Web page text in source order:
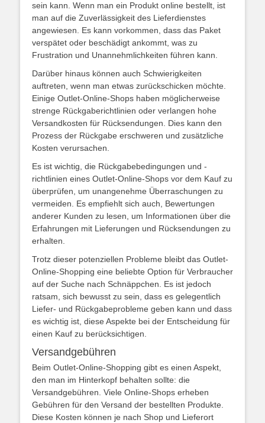
sein kann. Wenn man ein Produkt online bestellt, ist
man auf die Zuverlässigkeit des Lieferdienstes
angewiesen. Es kann vorkommen, dass das Paket
verspätet oder beschädigt ankommt, was zu
Frustration und Unannehmlichkeiten führen kann.
Darüber hinaus können auch Schwierigkeiten
auftreten, wenn man etwas zurückschicken möchte.
Einige Outlet-Online-Shops haben möglicherweise
strenge Rückgaberichtlinien oder verlangen hohe
Versandkosten für Rücksendungen. Dies kann den
Prozess der Rückgabe erschweren und zusätzliche
Kosten verursachen.
Es ist wichtig, die Rückgabebedingungen und -
richtlinien eines Outlet-Online-Shops vor dem Kauf zu
überprüfen, um unangenehme Überraschungen zu
vermeiden. Es empfiehlt sich auch, Bewertungen
anderer Kunden zu lesen, um Informationen über die
Erfahrungen mit Lieferungen und Rücksendungen zu
erhalten.
Trotz dieser potenziellen Probleme bleibt das Outlet-
Online-Shopping eine beliebte Option für Verbraucher
auf der Suche nach Schnäppchen. Es ist jedoch
ratsam, sich bewusst zu sein, dass es gelegentlich
Liefer- und Rückgabeprobleme geben kann und dass
es wichtig ist, diese Aspekte bei der Entscheidung für
einen Kauf zu berücksichtigen.
Versandgebühren
Beim Outlet-Online-Shopping gibt es einen Aspekt,
den man im Hinterkopf behalten sollte: die
Versandgebühren. Viele Online-Shops erheben
Gebühren für den Versand der bestellten Produkte.
Diese Kosten können je nach Shop und Lieferort